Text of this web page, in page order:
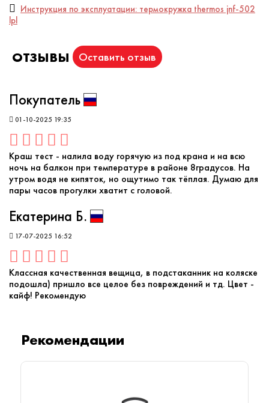
Инструкция по эксплуатации: термокружка thermos jnf-502
lpl
ОТЗЫВЫ Оставить отзыв
Покупатель
01-10-2025 19:35
Краш тест - налила воду горячую из под крана и на всю
ночь на балкон при температуре в районе 8градусов. На
утром водя не кипяток, но ощутимо так тёплая. Думаю для
пары часов прогулки хватит с головой.
Екатерина Б.
17-07-2025 16:52
Классная качественная вещица, в подстаканник на коляске
подошла) пришло все целое без повреждений и тд. Цвет -
кайф! Рекомендую
Рекомендации